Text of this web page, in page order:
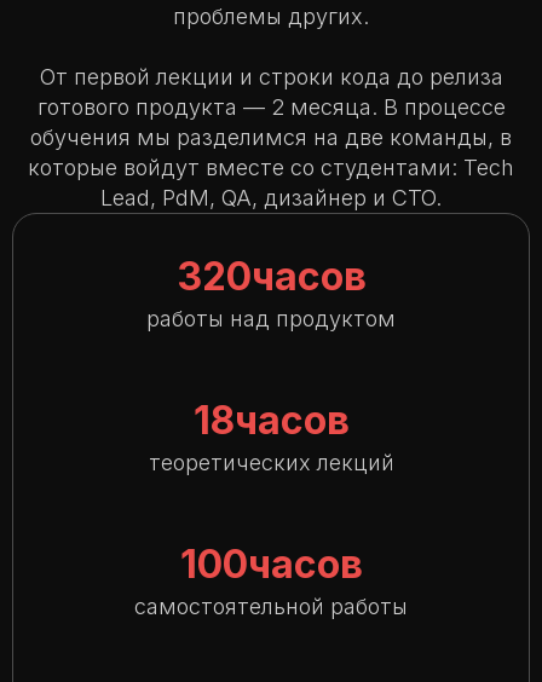
проблемы других.
От первой лекции и строки кода до релиза
готового продукта — 2 месяца. В процессе
обучения мы разделимся на две команды, в
которые войдут вместе со студентами: Tech
Lead, PdM, QA, дизайнер и CTO.
320часов
работы над продуктом
18часов
теоретических лекций
100часов
самостоятельной работы